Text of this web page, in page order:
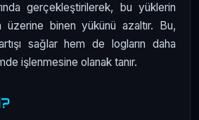
gerçekleştirilerek, bu yüklerin
üzerine binen yükünü azaltır. Bu,
sağlar hem de logların daha
işlenmesine olanak tanır.